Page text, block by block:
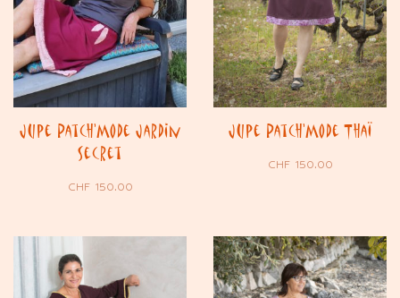
Jupe Patch’Mode Jardin
Secret
CHF150.00
Jupe Patch’Mode Thaï
CHF150.00